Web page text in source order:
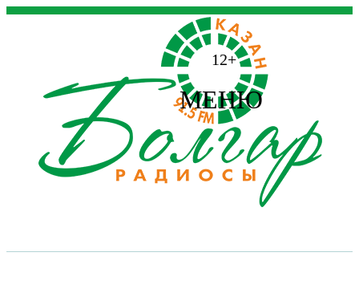
12+
МЕНЮ